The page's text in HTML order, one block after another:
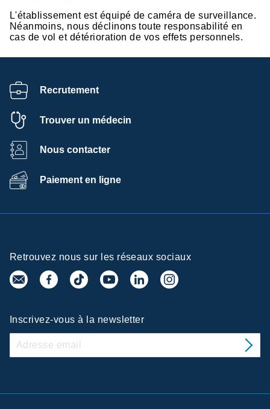
L'établissement est équipé de caméra de surveillance.
Néanmoins, nous déclinons toute responsabilité en
cas de vol et détérioration de vos effets personnels.
Recrutement
Trouver un médecin
Nous contacter
Paiement en ligne
Retrouvez nous sur les réseaux sociaux
Inscrivez-vous à la newsletter